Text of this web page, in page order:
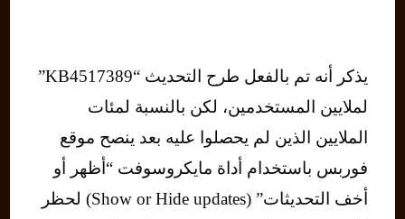
يذكر أنه تم بالفعل طرح التحديث “KB4517389”
لملايين المستخدمين، لكن بالنسبة لمئات
الملايين الذين لم يحصلوا عليه بعد ينصح موقع
فوربس باستخدام أداة مايكروسوفت “أظهر أو
أخف التحديثات” (Show or Hide updates) لحظر